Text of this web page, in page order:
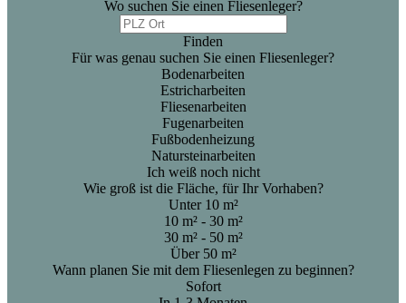
Wo suchen Sie einen Fliesenleger?
Finden
Für was genau suchen Sie einen Fliesenleger?
Bodenarbeiten
Estricharbeiten
Fliesenarbeiten
Fugenarbeiten
Fußbodenheizung
Natursteinarbeiten
Ich weiß noch nicht
Wie groß ist die Fläche, für Ihr Vorhaben?
Unter 10 m²
10 m² - 30 m²
30 m² - 50 m²
Über 50 m²
Wann planen Sie mit dem Fliesenlegen zu beginnen?
Sofort